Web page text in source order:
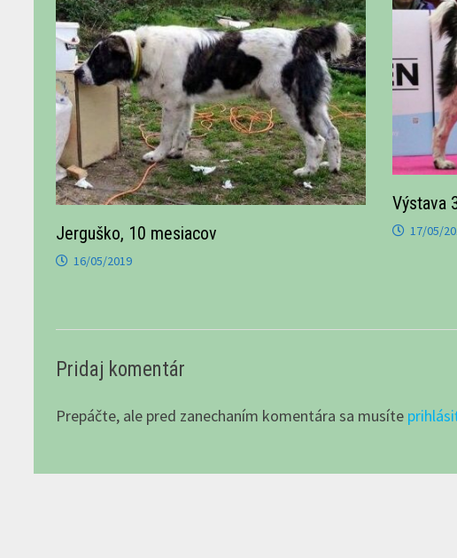
Jerguško, 10 mesiacov
16/05/2019
Výstava
17/05/
Pridaj komentár
Prepáčte, ale pred zanechaním komentára sa musíte